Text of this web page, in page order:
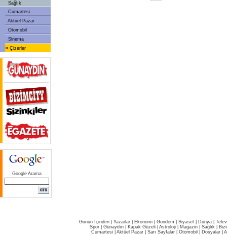
Sağlık
Cumartesi
Aktüel Pazar
Otomobil
Sinema
» Çizerler
Google Arama
Günün İçinden Yazarlar Ekonomi Gündem Siyaset Dünya |
Spor
Günaydın Kapak Güzeli Astroloji Magazin Sağlık
Cumartesi| Aktüel Pazar| Sarı Sayfalar| Otomobil Dosyalar|